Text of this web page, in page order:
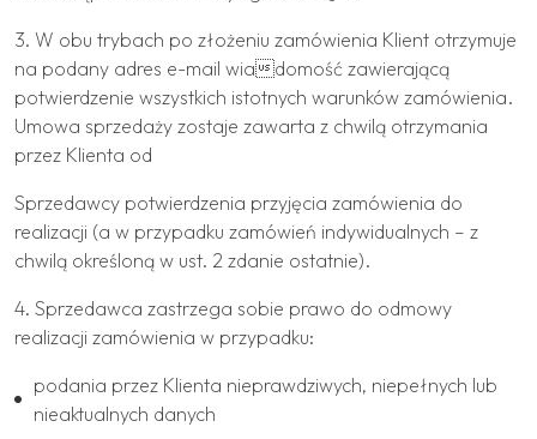
3. W obu trybach po złożeniu zamówienia Klient otrzymuje
na podany adres e-mail wiadomość zawierającą
potwierdzenie wszystkich istotnych warunków zamówienia.
Umowa sprzedaży zostaje zawarta z chwilą otrzymania
przez Klienta od
Sprzedawcy potwierdzenia przyjęcia zamówienia do
realizacji (a w przypadku zamówień indywidualnych – z
chwilą określoną w ust. 2 zdanie ostatnie).
4. Sprzedawca zastrzega sobie prawo do odmowy
realizacji zamówienia w przypadku:
podania przez Klienta nieprawdziwych, niepełnych lub
nieaktualnych danych